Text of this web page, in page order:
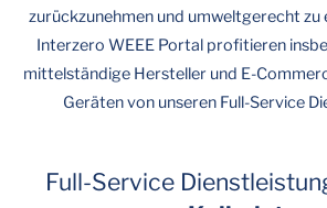
zurückzunehmen und umweltgerecht zu
Interzero WEEE Portal profitieren
mittelständige Hersteller und E-
Geräten von unseren Full-Service
Full-Service